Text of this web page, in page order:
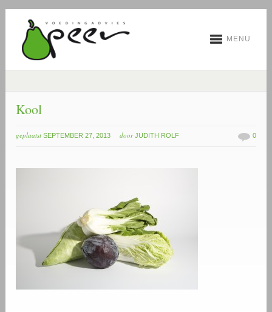
MENU
Kool
geplaatst SEPTEMBER 27, 2013 door JUDITH ROLF 0